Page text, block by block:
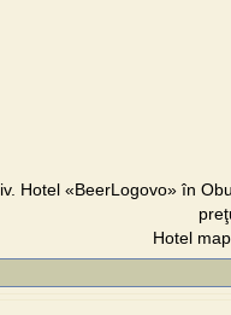
Hotel «BeerLogovo» în
Hotel